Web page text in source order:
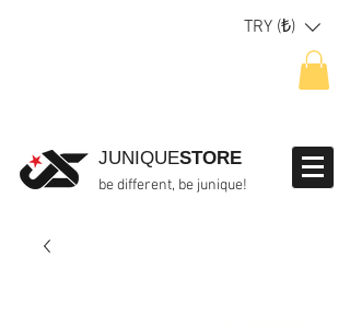
TRY (₺)
JUNIQUESTORE
be different, be junique!